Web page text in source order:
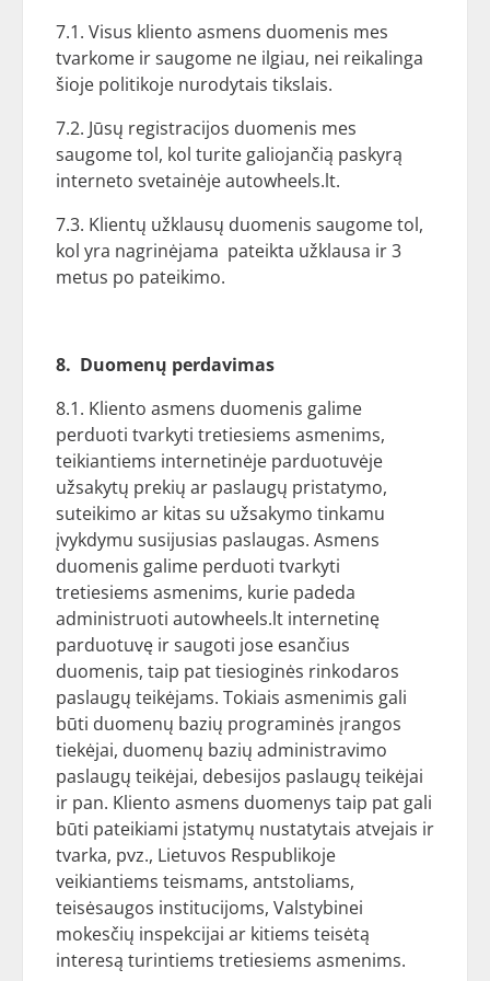
7.1. Visus kliento asmens duomenis mes
tvarkome ir saugome ne ilgiau, nei reikalinga
šioje politikoje nurodytais tikslais.
7.2. Jūsų registracijos duomenis mes
saugome tol, kol turite galiojančią paskyrą
interneto svetainėje autowheels.lt.
7.3. Klientų užklausų duomenis saugome tol,
kol yra nagrinėjama pateikta užklausa ir 3
metus po pateikimo.
8. Duomenų perdavimas
8.1. Kliento asmens duomenis galime
perduoti tvarkyti tretiesiems asmenims,
teikiantiems internetinėje parduotuvėje
užsakytų prekių ar paslaugų pristatymo,
suteikimo ar kitas su užsakymo tinkamu
įvykdymu susijusias paslaugas. Asmens
duomenis galime perduoti tvarkyti
tretiesiems asmenims, kurie padeda
administruoti autowheels.lt internetinę
parduotuvę ir saugoti jose esančius
duomenis, taip pat tiesioginės rinkodaros
paslaugų teikėjams. Tokiais asmenimis gali
būti duomenų bazių programinės įrangos
tiekėjai, duomenų bazių administravimo
paslaugų teikėjai, debesijos paslaugų teikėjai
ir pan. Kliento asmens duomenys taip pat gali
būti pateikiami įstatymų nustatytais atvejais ir
tvarka, pvz., Lietuvos Respublikoje
veikiantiems teismams, antstoliams,
teisėsaugos institucijoms, Valstybinei
mokesčių inspekcijai ar kitiems teisėtą
interesą turintiems tretiesiems asmenims.